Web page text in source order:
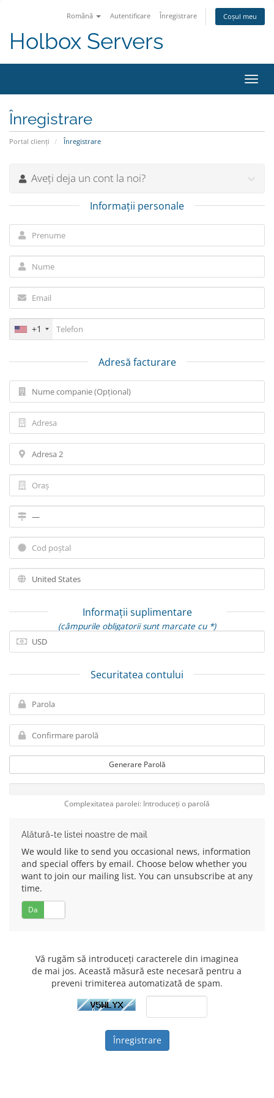
Română Autentificare Înregistrare Coșul meu
Holbox Servers
Înregistrare
Portal clienți Înregistrare
Aveți deja un cont la noi?
Informații personale
+1
Adresă facturare
Informații suplimentare
(câmpurile obligatorii sunt marcate cu *)
Securitatea contului
Generare Parolă
Complexitatea parolei: Introduceți o parolă
Alătură-te listei noastre de mail
We would like to send you occasional news, information
and special offers by email. Choose below whether you
want to join our mailing list. You can unsubscribe at any
time.
Da
Vă rugăm să introduceți caracterele din imaginea
de mai jos. Această măsură este necesară pentru a
preveni trimiterea automatizată de spam.